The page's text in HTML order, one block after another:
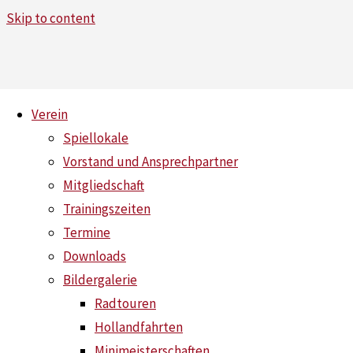
Skip to content
Verein
Spiellokale
Vorstand und Ansprechpartner
Mitgliedschaft
Trainingszeiten
Termine
Downloads
Bildergalerie
Radtouren
Hollandfahrten
RL West: 1. verliert in Jülich
NewsRL West: 1. verliert in Jülich mit 4:6